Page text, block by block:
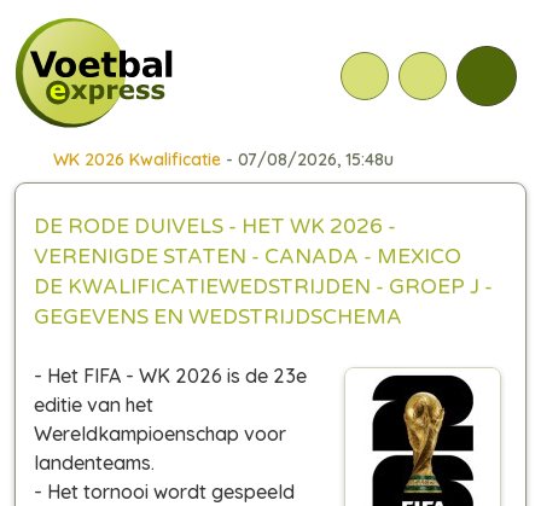
WK 2026 Kwalificatie- 07/08/2026, 15:48u
DE RODE DUIVELS - HET WK 2026 -
VERENIGDE STATEN - CANADA - MEXICO
DE KWALIFICATIEWEDSTRIJDEN - GROEP J -
GEGEVENS EN WEDSTRIJDSCHEMA
- Het FIFA - WK 2026 is de 23e
editie van het
Wereldkampioenschap voor
landenteams.
- Het tornooi wordt gespeeld